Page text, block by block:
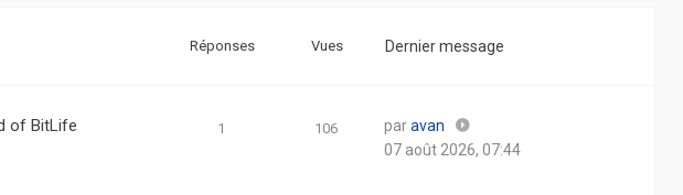
Réponses Vues Dernier message
of BitLife 1 106 paravan
07 août 2026, 07:44